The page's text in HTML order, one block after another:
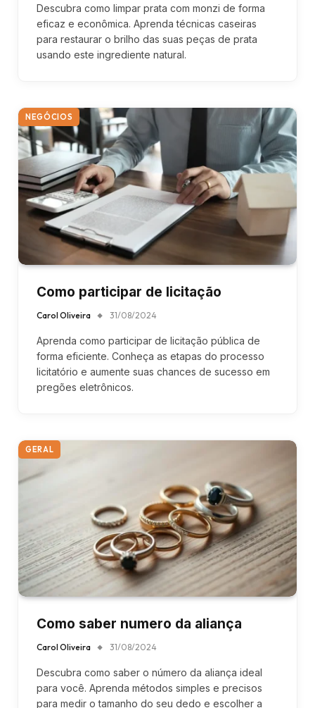
Descubra como limpar prata com monzi de forma
eficaz e econômica. Aprenda técnicas caseiras
para restaurar o brilho das suas peças de prata
usando este ingrediente natural.
NEGÓCIOS
Como participar de licitação
Carol Oliveira 31/08/2024
Aprenda como participar de licitação pública de
forma eficiente. Conheça as etapas do processo
licitatório e aumente suas chances de sucesso em
pregões eletrônicos.
GERAL
Como saber numero da aliança
Carol Oliveira 31/08/2024
Descubra como saber o número da aliança ideal
para você. Aprenda métodos simples e precisos
para medir o tamanho do seu dedo e escolher a